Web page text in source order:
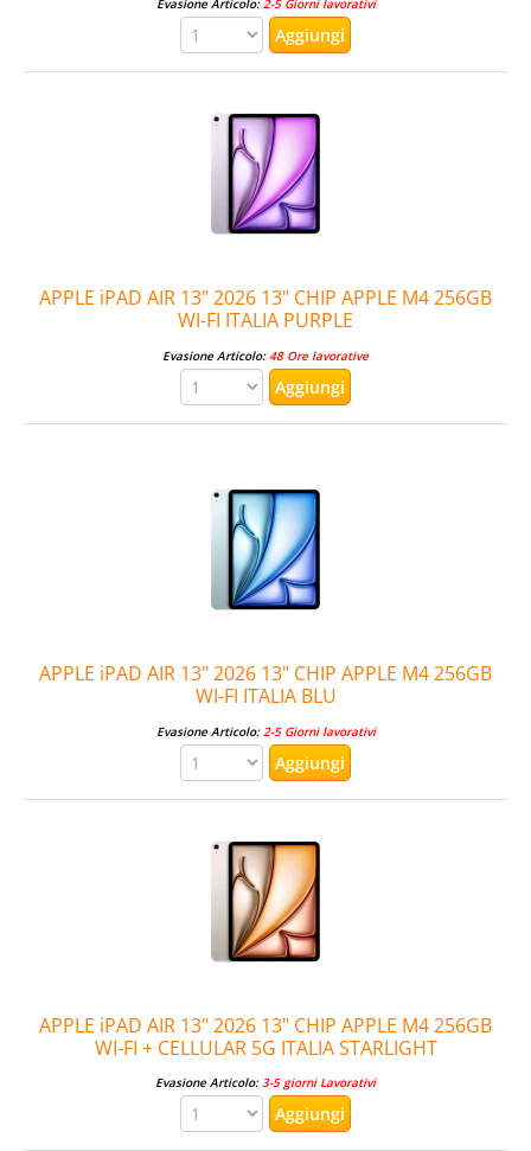
Evasione Articolo:2-5 Giorni lavorativi
APPLE iPAD AIR 13" 2026 13" CHIP APPLE M4 256GB
WI-FI ITALIA PURPLE
Evasione Articolo:48 Ore lavorative
APPLE iPAD AIR 13" 2026 13" CHIP APPLE M4 256GB
WI-FI ITALIA BLU
Evasione Articolo:2-5 Giorni lavorativi
APPLE iPAD AIR 13" 2026 13" CHIP APPLE M4 256GB
WI-FI + CELLULAR 5G ITALIA STARLIGHT
Evasione Articolo:3-5 giorni Lavorativi